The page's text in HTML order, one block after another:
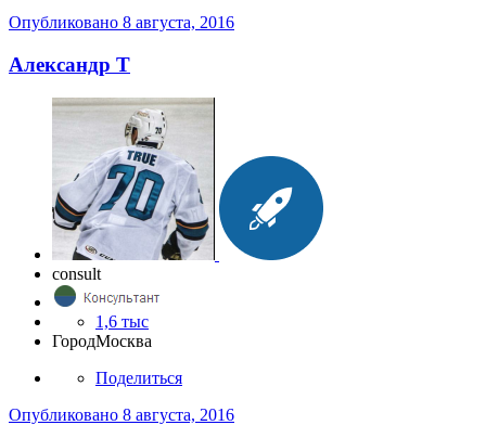
Опубликовано 8 августа, 2016
Александр Т
consult
1,6 тыс
ГородМосква
Поделиться
Опубликовано 8 августа, 2016